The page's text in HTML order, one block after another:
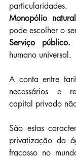
particularidades.
Monopólio natural
pode escolher o
Serviço público.
humano universal.
A conta entre
necessários e
capital privado
São estas
privatização da
fracasso no